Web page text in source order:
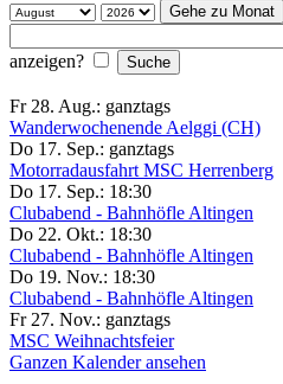
Gehe zu Monat
anzeigen?
Fr 28. Aug.: ganztags
Wanderwochenende Aelggi (CH)
Do 17. Sep.: ganztags
Motorradausfahrt MSC Herrenberg
Do 17. Sep.: 18:30
Clubabend - Bahnhöfle Altingen
Do 22. Okt.: 18:30
Clubabend - Bahnhöfle Altingen
Do 19. Nov.: 18:30
Clubabend - Bahnhöfle Altingen
Fr 27. Nov.: ganztags
MSC Weihnachtsfeier
Ganzen Kalender ansehen